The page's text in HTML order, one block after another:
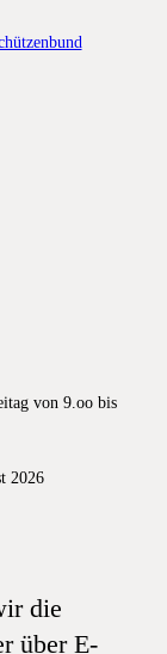
von 9.oo bis
2026
die
über E-